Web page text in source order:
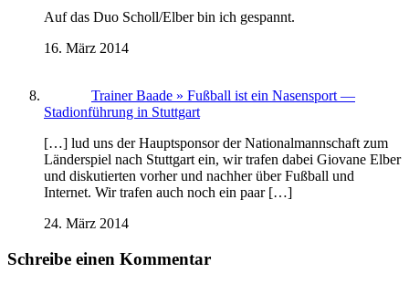
Auf das Duo Scholl/Elber bin ich gespannt.
16. März 2014
Trainer Baade » Fußball ist ein Nasensport —
Stadionführung in Stuttgart
[…] lud uns der Hauptsponsor der Nationalmannschaft zum
Länderspiel nach Stuttgart ein, wir trafen dabei Giovane Elber
und diskutierten vorher und nachher über Fußball und
Internet. Wir trafen auch noch ein paar […]
24. März 2014
Schreibe einen Kommentar